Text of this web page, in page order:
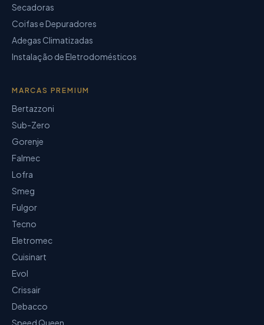
Secadoras
Coifas e Depuradores
Adegas Climatizadas
Instalação de Eletrodomésticos
MARCAS PREMIUM
Bertazzoni
Sub-Zero
Gorenje
Falmec
Lofra
Smeg
Fulgor
Tecno
Eletromec
Cuisinart
Evol
Crissair
Debacco
Speed Queen